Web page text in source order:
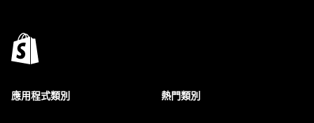
應用程式類別 熱門類別